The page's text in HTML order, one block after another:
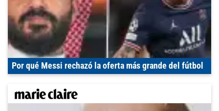
Por qué Messi rechazó la oferta más grande del fútbol